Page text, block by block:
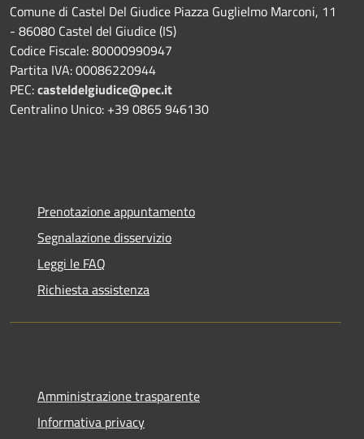
Comune di Castel Del Giudice Piazza Guglielmo Marconi, 11
- 86080 Castel del Giudice (IS)
Codice Fiscale: 80000990947
Partita IVA: 00086220944
PEC:casteldelgiudice@pec.it
Centralino Unico: +39 0865 946130
Prenotazione appuntamento
Segnalazione disservizio
Leggi le FAQ
Richiesta assistenza
Amministrazione trasparente
Informativa privacy